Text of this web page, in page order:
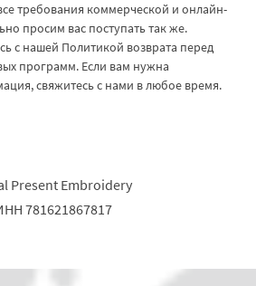
требования коммерческой и онлайн-
просим вас поступать так же.
с нашей Политикой возврата перед
программ. Если вам нужна
свяжитесь с нами в любое время.
Present Embroidery
781621867817